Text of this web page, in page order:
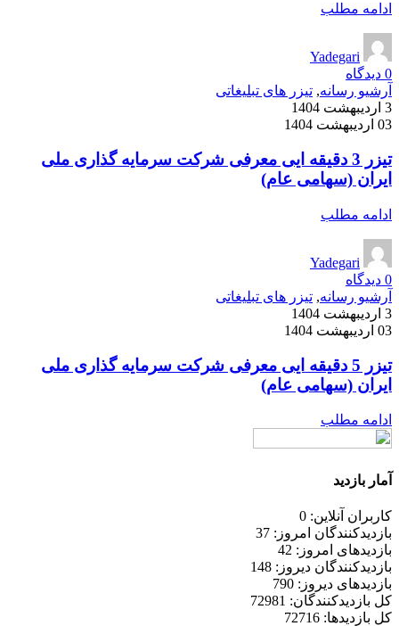
ادامه مطلب
Yadegari
0 دیدگاه
آرشیو رسانه, تیزر های تبلیغاتی
3 اردیبهشت 1404
03 اردیبهشت 1404
تیزر 3 دقیقه ایی معرفی شرکت سرمایه گذاری ملی
ایران (سهامی عام)
ادامه مطلب
Yadegari
0 دیدگاه
آرشیو رسانه, تیزر های تبلیغاتی
3 اردیبهشت 1404
03 اردیبهشت 1404
تیزر 5 دقیقه ایی معرفی شرکت سرمایه گذاری ملی
ایران (سهامی عام)
ادامه مطلب
آمار بازدید
کاربران آنلاین: 0
بازدیدکنندگان امروز: 37
بازدیدهای امروز: 42
بازدیدکنندگان دیروز: 148
بازدیدهای دیروز: 790
کل بازدیدکنند‌گان: 72981
کل بازدیدها: 72716